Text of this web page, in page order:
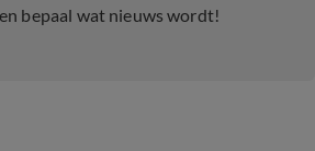
bepaal wat nieuws wordt!